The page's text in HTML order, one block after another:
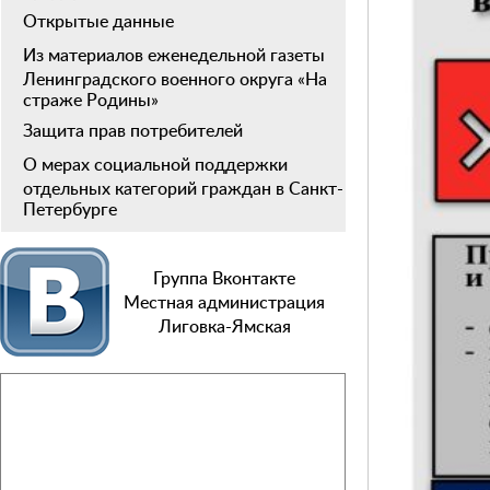
Открытые данные
Из материалов еженедельной газеты
Ленинградского военного округа «На
страже Родины»
Защита прав потребителей
О мерах социальной поддержки
отдельных категорий граждан в Санкт-
Петербурге
Группа Вконтакте
Местная администрация
Лиговка-Ямская